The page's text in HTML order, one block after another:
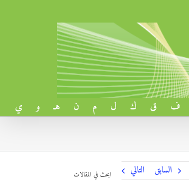
ف ق ك ل م ن هـ و ي
السابق التالي ابحث في المقالات